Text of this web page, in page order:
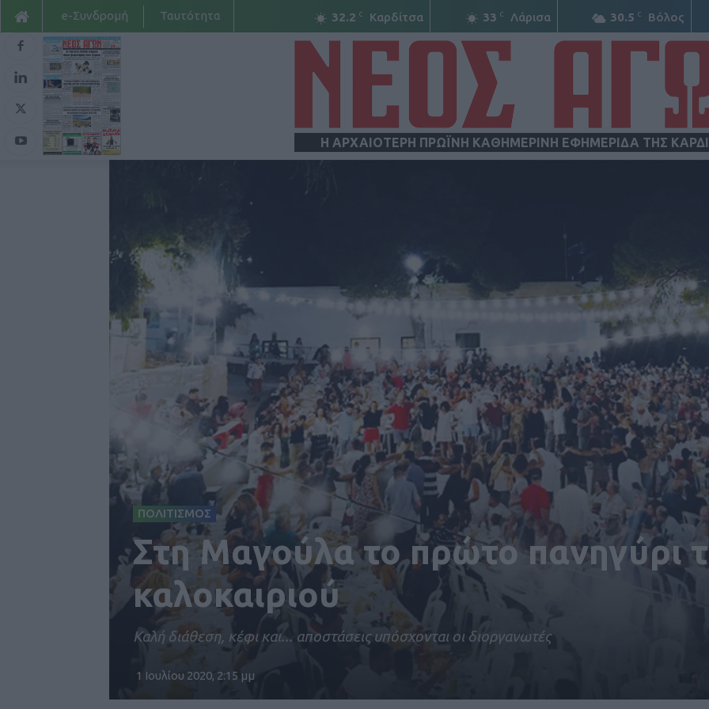
32.2 C Καρδίτσα 33 C Λάρισα 30.5 C Βόλος
e-Συνδρομή Ταυτότητα
Η ΑΡΧΑΙΟΤΕΡΗ ΠΡΩΪΝΗ ΚΑΘΗΜΕΡΙΝΗ ΕΦΗΜΕΡΙΔΑ ΤΗΣ
ΠΟΛΙΤΙΣΜΟΣ
Στη Μαγούλα το πρώτο πανηγύρι
καλοκαιριού
Καλή διάθεση, κέφι και... αποστάσεις υπόσχονται οι διοργανωτές
1 Ιουλίου 2020, 2:15 μμ